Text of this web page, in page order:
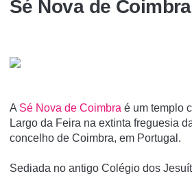
Sé Nova de Coimbra
A Sé Nova de Coimbra é um templo
Largo da Feira na extinta freguesia
concelho de Coimbra, em Portugal.
Sediada no antigo Colégio dos